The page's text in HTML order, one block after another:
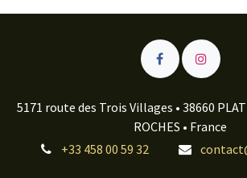
5171 route des Trois Villages • 38660
ROCHES • France
+33 458 00 59 32